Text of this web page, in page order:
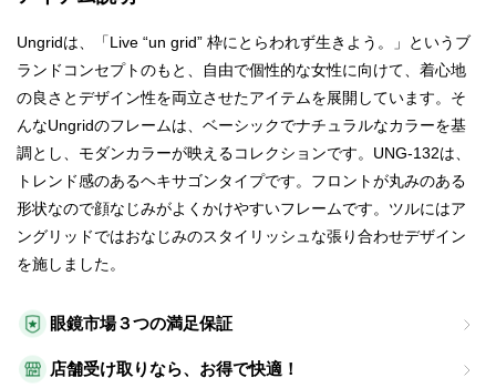
眼鏡市場３つの満足保証
店舗受け取りなら、お得で快適！
Ungridは、「Live “un grid” 枠にとらわれず生きよう。」というブ
ランドコンセプトのもと、自由で個性的な女性に向けて、着心地
の良さとデザイン性を両立させたアイテムを展開しています。そ
んなUngridのフレームは、ベーシックでナチュラルなカラーを基
調とし、モダンカラーが映えるコレクションです。UNG-132は、
トレンド感のあるヘキサゴンタイプです。フロントが丸みのある
形状なので顔なじみがよくかけやすいフレームです。ツルにはア
ングリッドではおなじみのスタイリッシュな張り合わせデザイン
を施しました。